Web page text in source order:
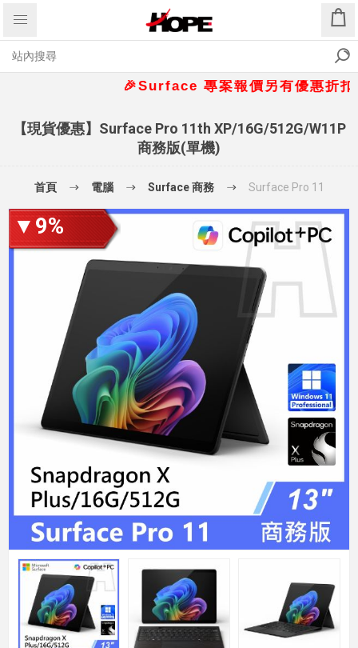
🎉Surface 專案報價另有優惠折扣
【現貨優惠】Surface Pro 11th XP/16G/512G/W11P
商務版(單機)
首頁 電腦 Surface 商務 Surface Pro 11
▼9%